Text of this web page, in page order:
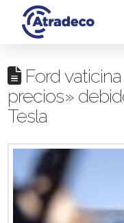
Ford
precios»
Tesla